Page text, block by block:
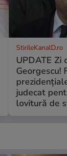
StirileKanalD.ro
UPDATE Zi
Georgescu!
judecat
lovitură de